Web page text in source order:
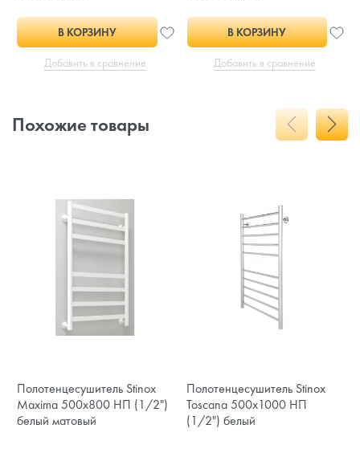
В КОРЗИНУ
Добавить в сравнение
В КОРЗИНУ
Добавить в сравнение
Похожие товары
Полотенцесушитель Stinox
Maxima 500x800 НП (1/2")
белый матовый
Полотенцесушитель Stinox
Toscana 500x1000 НП
(1/2") белый